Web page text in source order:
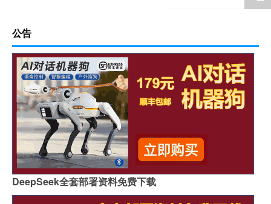
公告
DeepSeek全套部署资料免费下载